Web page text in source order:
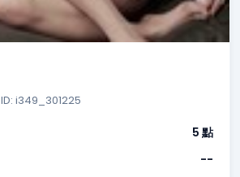
ID: i349_301225
5 點
--